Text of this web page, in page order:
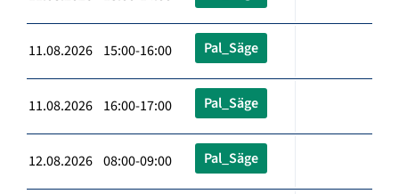
11.08.2026 15:00-16:00 Pal_Säge
11.08.2026 16:00-17:00 Pal_Säge
12.08.2026 08:00-09:00 Pal_Säge